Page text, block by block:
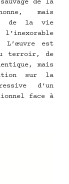
mais
de la vie
L’œuvre est
terroir, de
mais
sur la
d’un
face à